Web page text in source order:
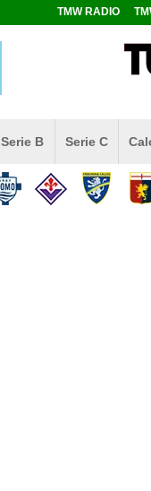
TMW RADIO
Serie B Serie C